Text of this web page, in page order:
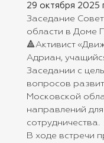
29 октября 2025
Заседание
области в Доме
🔺Активист
Адриан,
Заседании с
вопросов
Московской
направлений
сотрудничества.
В ходе встречи